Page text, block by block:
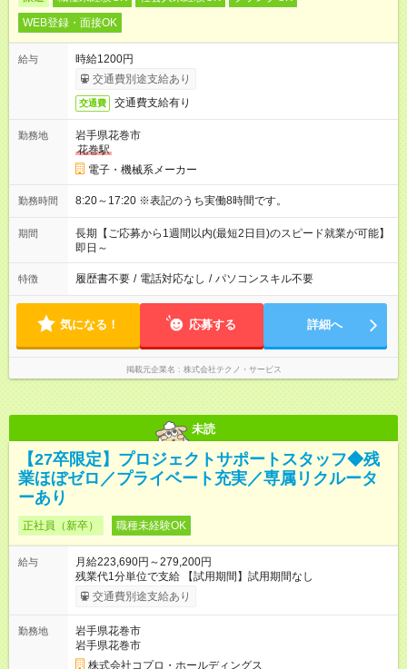
WEB登録・面接OK
給与
時給1200円
交通費別途支給あり
交通費 交通費支給有り
勤務地
岩手県花巻市
花巻駅
電子・機械系メーカー
勤務時間 8:20～17:20 ※表記のうち実働8時間です。
期間
長期【ご応募から1週間以内(最短2日目)のスピード就業が可能】
即日～
特徴 履歴書不要 / 電話対応なし / パソコンスキル不要
気になる！ 応募する 詳細へ
掲載元企業名 株式会社テクノ・サービス
未読
【27卒限定】プロジェクトサポートスタッフ◆残
業ほぼゼロ／プライベート充実／専属リクルータ
ーあり
正社員（新卒） 職種未経験OK
給与
月給223,690円～279,200円
残業代1分単位で支給 【試用期間】試用期間なし
交通費別途支給あり
勤務地
岩手県花巻市
岩手県花巻市
株式会社コプロ・ホールディングス